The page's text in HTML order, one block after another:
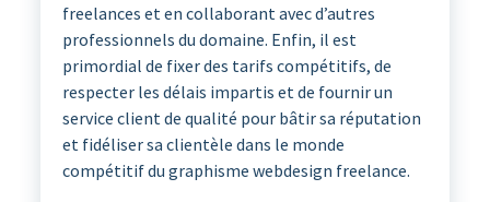
freelances et en collaborant avec d’autres
professionnels du domaine. Enfin, il est
primordial de fixer des tarifs compétitifs, de
respecter les délais impartis et de fournir un
service client de qualité pour bâtir sa réputation
et fidéliser sa clientèle dans le monde
compétitif du graphisme webdesign freelance.